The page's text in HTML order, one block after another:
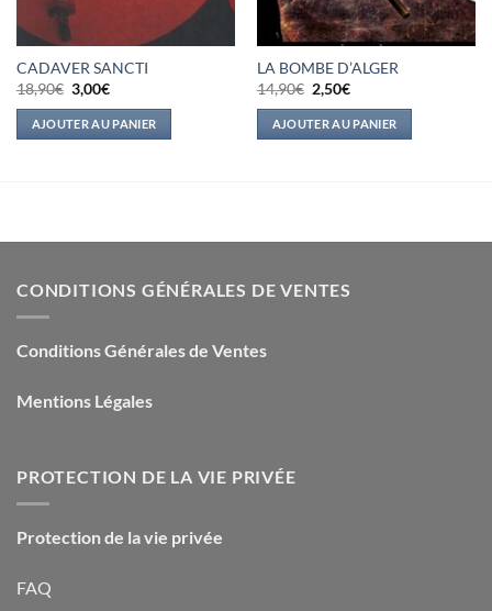
CADAVER SANCTI
18,90€ Le
prix
initial
était :
18,90€.
3,00€Le
actuel
est :
3,00€.
AJOUTER AU PANIER
LA BOMBE D’ALGER
14,90€ Le
prix
initial
était :
14,90€.
2,50€Le
actuel
est :
2,50€.
AJOUTER AU PANIER
CONDITIONS GÉNÉRALES DE VENTES
Conditions Générales de Ventes
Mentions Légales
PROTECTION DE LA VIE PRIVÉE
Protection de la vie privée
FAQ